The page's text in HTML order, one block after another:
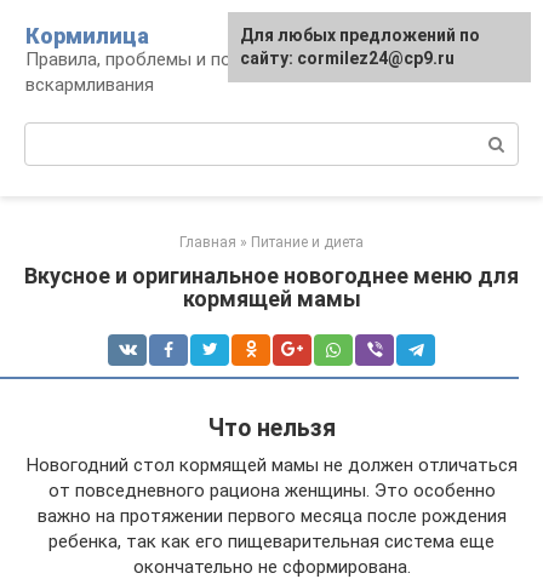
контенту
Кормилица
Правила, проблемы и польза грудного
вскармливания
Главная » Питание и диета
Вкусное и оригинальное новогоднее меню для
кормящей мамы
Что нельзя
Новогодний стол кормящей мамы не должен отличаться
от повседневного рациона женщины. Это особенно
важно на протяжении первого месяца после рождения
ребенка, так как его пищеварительная система еще
окончательно не сформирована.
Для любых предложений по
сайту: cormilez24@cp9.ru